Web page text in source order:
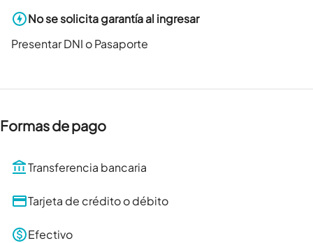
No se solicita garantía al ingresar
Presentar DNI o Pasaporte
Formas de pago
Transferencia bancaria
Tarjeta de crédito o débito
Efectivo